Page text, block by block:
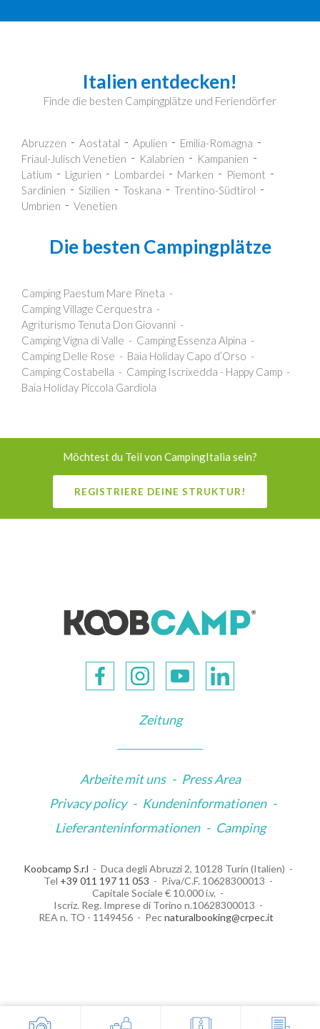
Italien entdecken!
Finde die besten Campingplätze und Feriendörfer
Abruzzen Aostatal Apulien
Emilia-Romagna
Friaul-Julisch Venetien
Kalabrien
Kampanien
Latium
Ligurien Lombardei Marken
Piemont
Sardinien
Sizilien Toskana
Trentino-Südtirol
Umbrien
Venetien
Die besten Campingplätze
Camping Paestum Mare Pineta
Camping Village Cerquestra
Agriturismo Tenuta Don Giovanni
Camping Vigna di Valle
Camping Essenza Alpina
Camping Delle Rose
Baia Holiday Capo d’Orso
Camping Costabella
Camping Iscrixedda - Happy Camp
Baia Holiday Piccola Gardiola
Möchtest du Teil von CampingItalia sein?
REGISTRIERE DEINE STRUKTUR!
Zeitung
Arbeite mit uns - Press Area
Privacy policy - Kundeninformationen -
Lieferanteninformationen - Camping
Koobcamp S.r.l
Duca degli Abruzzi 2, 10128 Turin (Italien)
Tel +39 011 197 11 053
P.iva/C.F. 10628300013
Capitale Sociale € 10.000 i.v.
Iscriz. Reg. Imprese di Torino n.10628300013
REA n. TO - 1149456
Pecnaturalbooking@crpec.it
Your Privacy Choices